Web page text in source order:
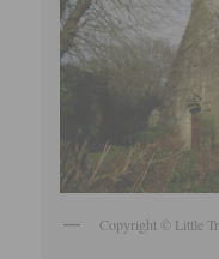
Copyright © Little